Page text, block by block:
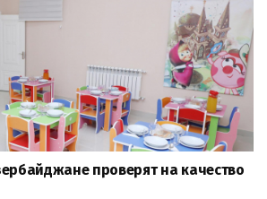
проверят на качество